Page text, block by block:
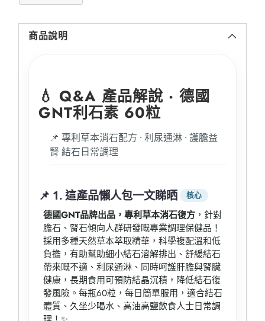
產
商品說明
💧 Q&A 產品解說 · 德國
GNT利石素 60粒
📌 專利草本消石配方 · 利尿通淋 · 護膽益
腎 結石日常調理
📌 1. 這產品懶人包一文睇晒 核心
德國GNT品牌出品，專利草本消石復方 ，針對
膽石、腎石傾向人群研發嘅專業調理保健品！
採用多種天然草本萃取精華，科學複配溫和低
負擔，有助幫助細小結石溶解排出、舒緩結石
帶來嘅不適、利尿通淋、同時呵護肝膽與腎臟
健康，長期食用可預防結晶沉積，降低結石復
發風險。每瓶60粒，每日簡單服用，適合結石
體質、久坐少喝水、高油高鹽飲食人士日常調